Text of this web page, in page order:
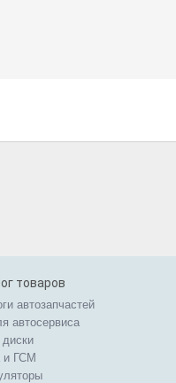
товаров
автозапчастей
автосервиса
и ГСМ